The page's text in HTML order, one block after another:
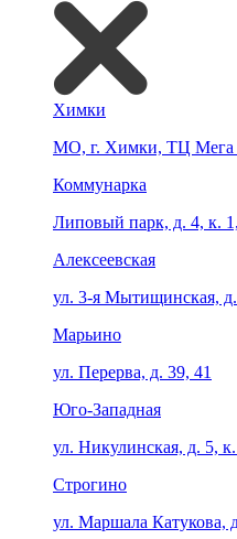
Химки
МО, г. Химки, ТЦ
Коммунарка
Липовый парк, д. 4, к.
Алексеевская
ул. 3-я Мытищинская,
Марьино
ул. Перерва, д. 39, 41
Юго-Западная
ул. Никулинская, д. 5,
Строгино
ул. Маршала Катукова,